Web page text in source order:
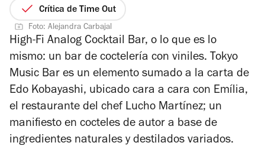
estrellas
Crítica de Time Out
Foto: Alejandra Carbajal
High-Fi Analog Cocktail Bar, o lo que es lo
mismo: un bar de coctelería con viniles. Tokyo
Music Bar es un elemento sumado a la carta de
Edo Kobayashi, ubicado cara a cara con Emília,
el restaurante del chef Lucho Martínez; un
manifiesto en cocteles de autor a base de
ingredientes naturales y destilados variados.